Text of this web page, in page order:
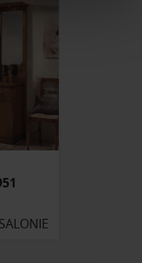
treści
i
o tym, jak
partnerom
z innymi danymi
podczas